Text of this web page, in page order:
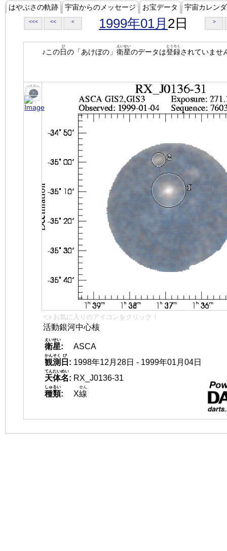
はやぶさの軌跡 宇宙からのメッセージ お宝データ 宇宙カレン
<<< << < 1999年01月 2日 >
♪この日
ひ
の「あけぼの」 衛星
えいせい
のデータは登録
とうろく
されていませ
👈 お気に入りのアイコンをクリック！
活動銀河中心核
衛星
えいせい
:
ASCA
観測
かんそく
日
び
: 1998年12月28日 - 1999年01月04日
天体名
てんたいめい
: RX_J0136-31
種類
しゅるい
: X線
せん